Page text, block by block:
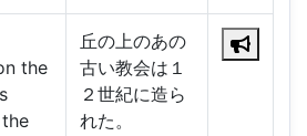
the
丘の上のあの
古い教会は１
２世紀に造ら
れた。